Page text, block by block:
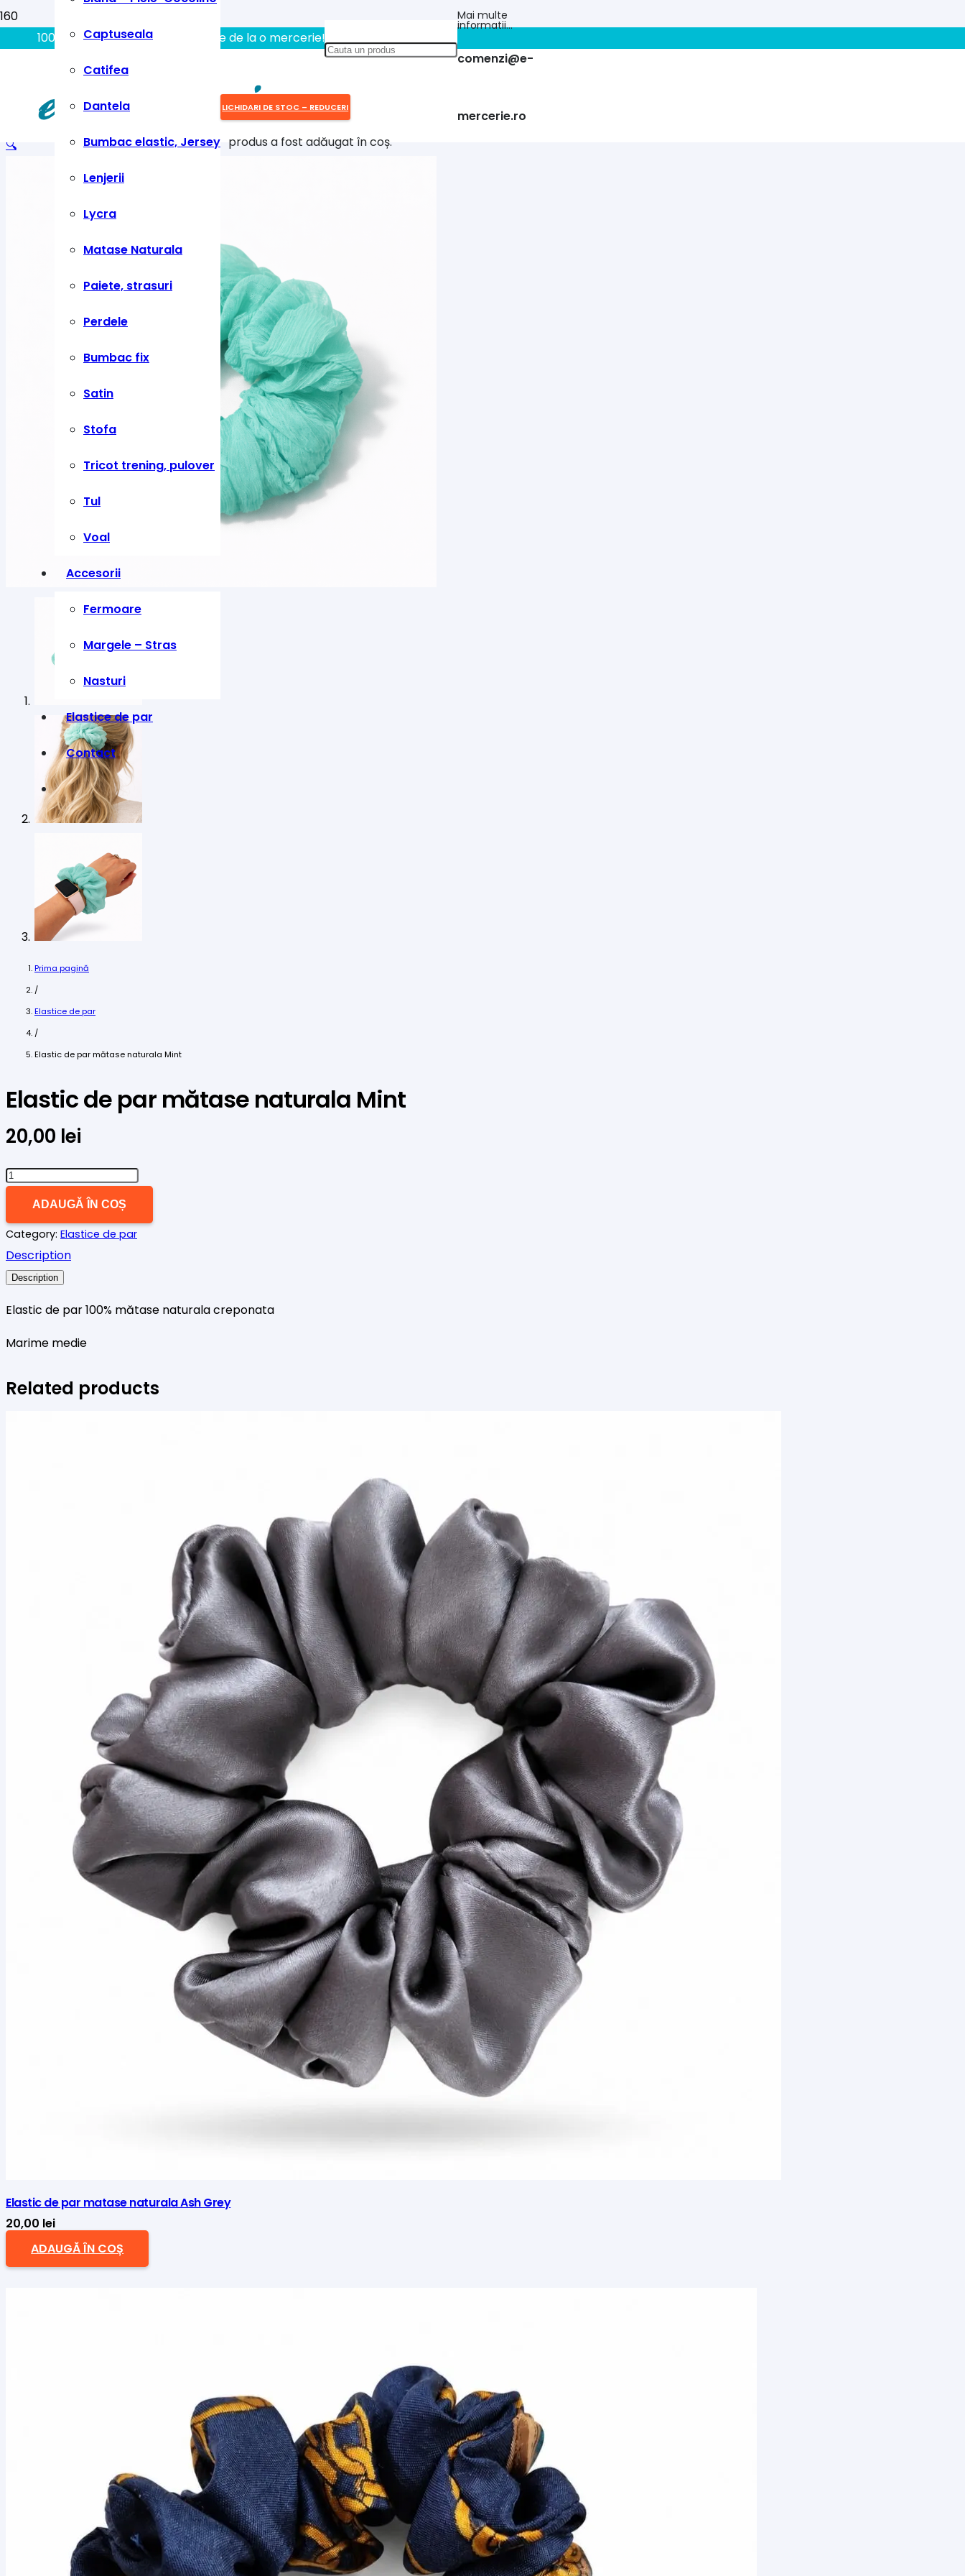
100% aici gasiti tot ce aveti nevoie de la o mercerie!!
Mai multe
informatii…
comenzi@e-
mercerie.ro
Captuseala
Catifea
Dantela
Bumbac elastic, Jersey
Lenjerii
Lycra
Matase Naturala
Paiete, strasuri
Perdele
Bumbac fix
Satin
Stofa
Tricot trening, pulover
Tul
Voal
Accesorii
Fermoare
Margele – Stras
Nasturi
Elastice de par
Contact
LICHIDARI DE STOC – REDUCERI
produsa fost adăugat în coș.
🔍
Prima pagină
/
Elastice de par
/
Elastic de par mătase naturala Mint
Elastic de par mătase naturala Mint
20,00 lei
Cantitate
Elastic
de
par
mătase
naturala
Mint
ADAUGĂ ÎN COȘ
Category: Elastice de par
Description
Description
Elastic de par 100% mătase naturala creponata
Marime medie
Related products
Elastic de par matase naturala Ash Grey
20,00 lei
ADAUGĂ ÎN COȘ